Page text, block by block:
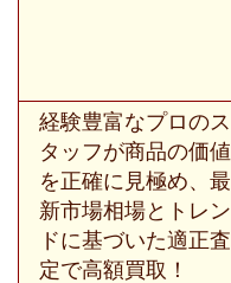
経験豊富なプロのス
タッフが商品の価値
を正確に見極め、最
新市場相場とトレン
ドに基づいた適正査
定で高額買取！